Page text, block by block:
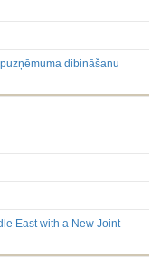
dibināšanu
East with a New Joint